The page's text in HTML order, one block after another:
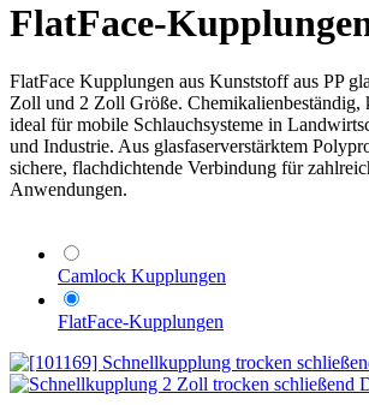
FlatFace-
FlatFace Kupplungen aus Kunststoff aus PP
Zoll und 2 Zoll Größe. Chemikalienbeständig,
ideal für mobile Schlauchsysteme in
und Industrie. Aus glasfaserverstärktem
sichere, flachdichtende Verbindung für
Anwendungen.
Camlock Kupplungen
FlatFace-Kupplungen